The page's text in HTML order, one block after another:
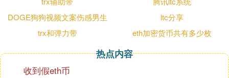
这个表情符号逐渐演变为一种网络文化现象，并衍生
出了大量的梗和衍生词汇，“doge”这个词也逐渐被人
们广泛使用。🐶
**二、Doge的流行语境**
DOGE狗狗视频文案伤感男生
ltc分享
trx和弹力带
eth加密货币共有多少枚
热点内容
收到假eth币